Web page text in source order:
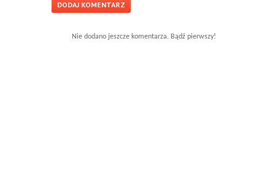
Nie dodano jeszcze komentarza. Bądź pierwszy!